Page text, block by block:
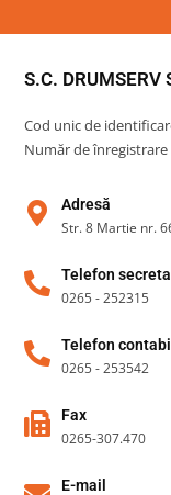
S.C. DRUMSERV
Cod unic de
Număr de înregistrare
Adresă
Str. 8 Martie nr.
Telefon
0265 - 252315
Telefon
0265 - 253542
Fax
0265-307.470
E-mail